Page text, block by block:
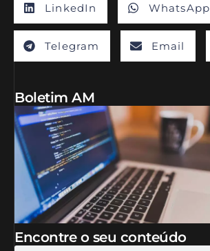
LinkedIn WhatsApp
Telegram Email
Boletim AM
Encontre o seu conteúdo